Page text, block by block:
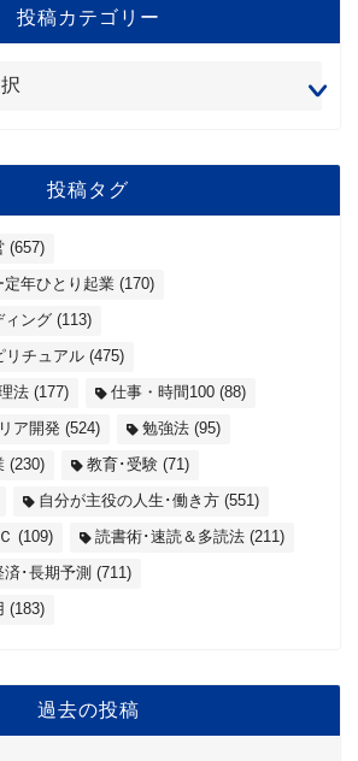
投稿カテゴリー
投稿タグ
(657)
定年ひとり起業 (170)
ィング (113)
リチュアル (475)
法 (177) 仕事・時間100 (88)
ア開発 (524) 勉強法 (95)
(230) 教育･受験 (71)
自分が主役の人生･働き方 (551)
(109) 読書術･速読＆多読法 (211)
･長期予測 (711)
(183)
過去の投稿